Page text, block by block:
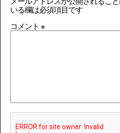
いる欄は必須項目です
コメント ※